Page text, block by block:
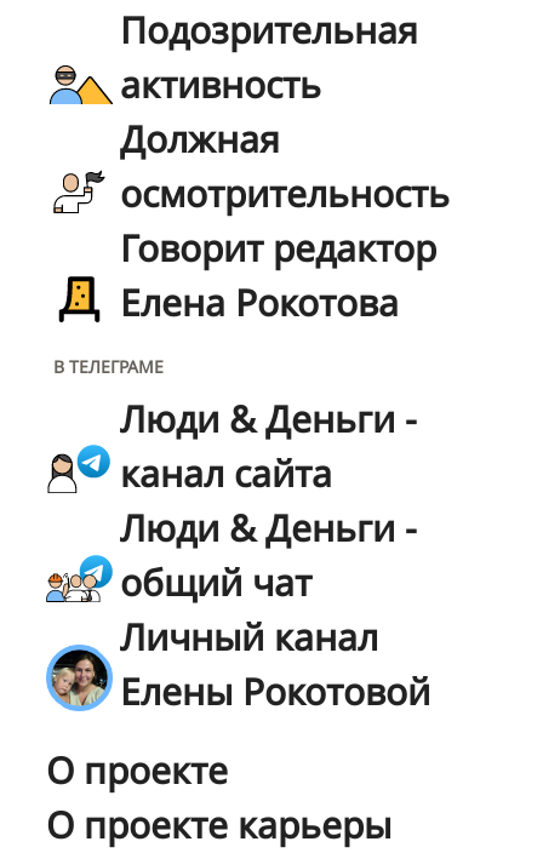
Подозрительная
активность
Должная
осмотрительность
Говорит редактор
Елена Рокотова
В ТЕЛЕГРАМЕ
Люди & Деньги -
канал сайта
Люди & Деньги -
общий чат
Личный канал
Елены Рокотовой
О проекте
О проекте карьеры